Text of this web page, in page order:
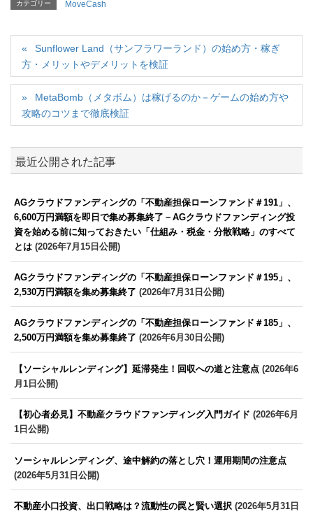
カテゴリー MoveCash
Sunflower Land（サンフラワーランド）の始め方・稼ぎ
方・メリットやデメリットを検証
MetaBomb（メタボム）は稼げるのか－ゲームの始め方や
攻略のコツまで徹底検証
最近公開された記事
AGクラウドファンディングの「不動産担保ローンファンド＃191」、
6,600万円満額を即日で集め募集終了－AGクラウドファンディング投
資を始める前に知っておきたい「仕組み・税金・分散戦略」のすべて
とは (2026年7月15日公開)
AGクラウドファンディングの「不動産担保ローンファンド＃195」、
2,530万円満額を集め募集終了 (2026年7月31日公開)
AGクラウドファンディングの「不動産担保ローンファンド＃185」、
2,500万円満額を集め募集終了 (2026年6月30日公開)
【ソーシャルレンディング】延滞発生！回収への道と注意点 (2026年6
月1日公開)
【初心者必見】不動産クラウドファンディング入門ガイド (2026年6月
1日公開)
ソーシャルレンディング、途中解約の落とし穴！運用期間の注意点
(2026年5月31日公開)
不動産小口投資、出口戦略は？流動性の罠と賢い選択 (2026年5月31日